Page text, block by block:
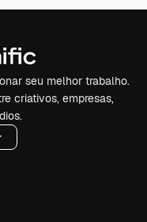
seu melhor trabalho.
criativos, empresas,